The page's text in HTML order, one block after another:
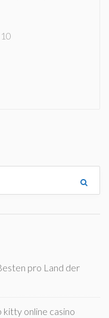
pro Land der
kitty online casino